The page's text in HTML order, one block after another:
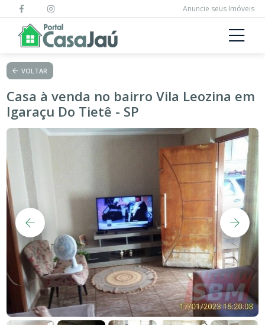
Anuncie seus Imóveis
VOLTAR
Casa à venda no bairro Vila Leozina em
Igaraçu Do Tietê - SP